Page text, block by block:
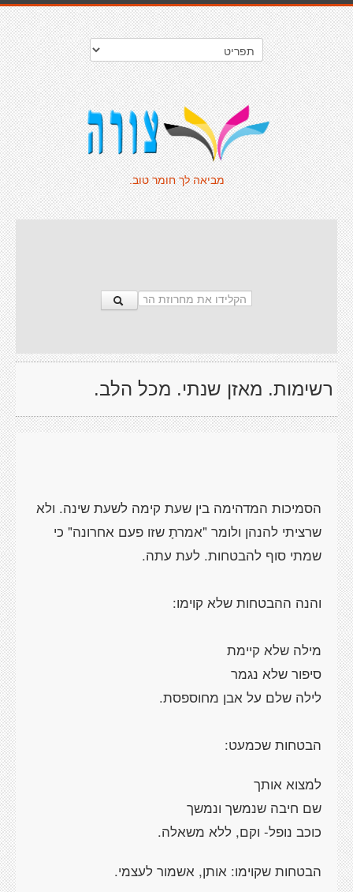
מביאה לך חומר טוב.
רשימות. מאזן שנתי. מכל הלב.
הסמיכות המדהימה בין שעת קימה לשעת שינה. ולא
שרציתי להנהן ולומר "אמרתָ שזו פעם אחרונה" כי
שמתי סוף להבטחות. לעת עתה.
והנה ההבטחות שלא קוימו:
מילה שלא קיימת
סיפור שלא נגמר
לילה שלם על אבן מחוספסת.
הבטחות שכמעט:
למצוא אותך
שם חיבה שנמשך ונמשך
כוכב נופל- וקם, ללא משאלה.
הבטחות שקוימו: אותן, אשמור לעצמי.